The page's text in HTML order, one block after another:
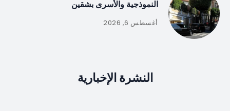
النموذجية والأسرى بشقين
أغسطس 6, 2026
النشرة الإخبارية